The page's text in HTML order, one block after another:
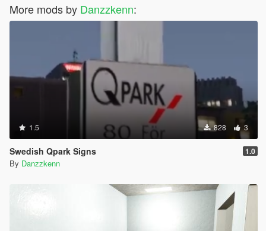
More mods by Danzzkenn:
1.5 828 3
Swedish Qpark Signs 1.0
By Danzzkenn